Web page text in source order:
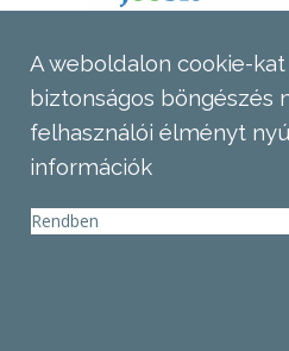
A weboldalon cookie-
biztonságos böngészés
felhasználói élményt
információk
Rendben